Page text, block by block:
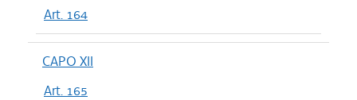
Art. 164
CAPO XII
Art. 165